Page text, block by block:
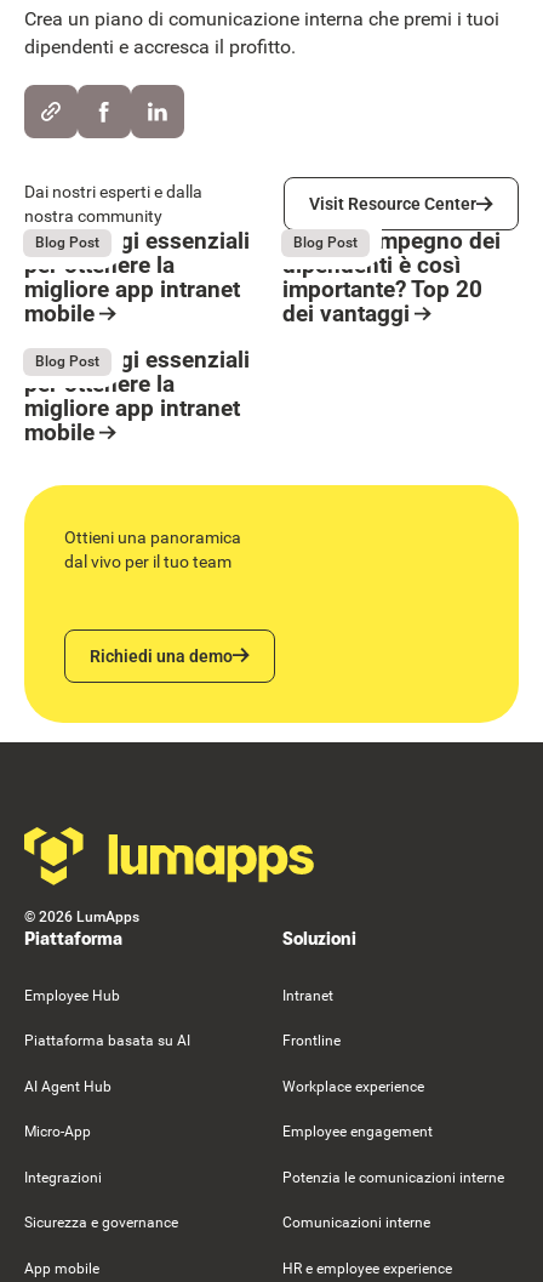
Crea un piano di comunicazione interna che premi i tuoi
dipendenti e accresca il profitto.
Button Text
Dai nostri esperti e dalla
nostra community
Visit Resource Center
Visit Resource Center
May 27, 2026
Blog Post
5 Passaggi essenziali
per ottenere la
migliore app intranet
mobile
May 27, 2026
Blog Post
Perché l’impegno dei
dipendenti è così
importante? Top 20
dei vantaggi
May 27, 2026
Blog Post
5 Passaggi essenziali
per ottenere la
migliore app intranet
mobile
Ottieni una panoramica
dal vivo per il tuo team
Richiedi una demo
Richiedi una demo
© 2026 LumApps
Piattaforma
Employee Hub
Piattaforma basata su AI
AI Agent Hub
Micro-App
Integrazioni
Sicurezza e governance
App mobile
Soluzioni
Intranet
Frontline
Workplace experience
Employee engagement
Potenzia le comunicazioni interne
Comunicazioni interne
HR e employee experience